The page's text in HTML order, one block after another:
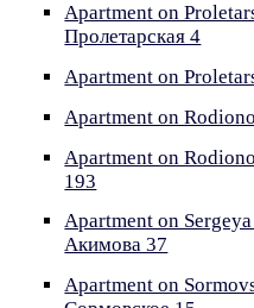
Apartment on
Пролетарская 4
Apartment on
Apartment on
Apartment on
193
Apartment on
Акимова 37
Apartment on